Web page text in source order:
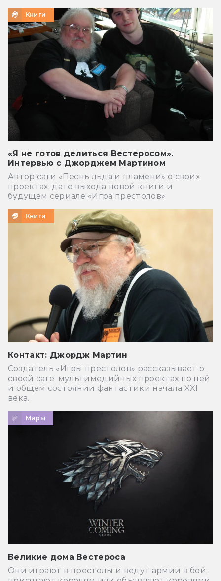
Книги
«Я не готов делиться Вестеросом».
Интервью с Джорджем Мартином
Автор саги «Песнь льда и пламени» о своих
проектах, дате выхода новой книги и
будущем сериале «Игра престолов»
Книги
Контакт: Джордж Мартин
Создатель «Игры престолов» рассказывает о
своей саге, мультимедийных проектах по ней
и общем состоянии фантастики начала XXI
века.
Миры
Великие дома Вестероса
Они играют в престолы и ведут армии в бой,